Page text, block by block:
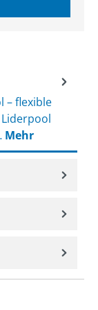
– flexible
Mehr